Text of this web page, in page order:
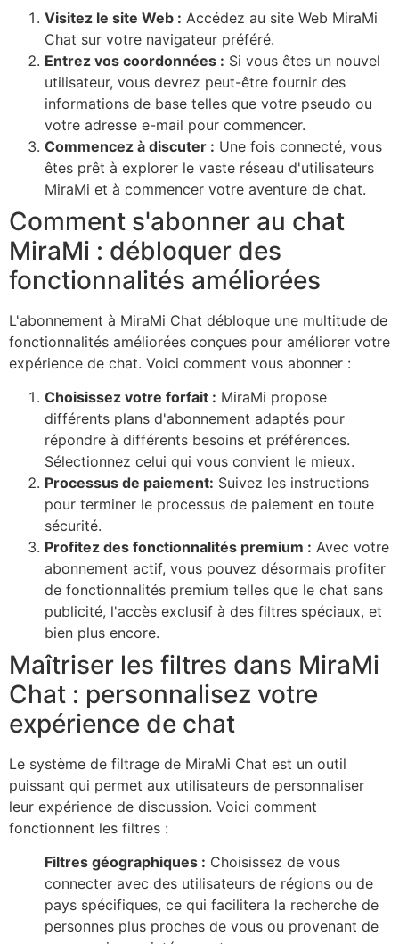
Visitez le site Web : Accédez au site Web MiraMi
Chat sur votre navigateur préféré.
Entrez vos coordonnées : Si vous êtes un nouvel
utilisateur, vous devrez peut-être fournir des
informations de base telles que votre pseudo ou
votre adresse e-mail pour commencer.
Commencez à discuter : Une fois connecté, vous
êtes prêt à explorer le vaste réseau d'utilisateurs
MiraMi et à commencer votre aventure de chat.
Comment s'abonner au chat
MiraMi : débloquer des
fonctionnalités améliorées
L'abonnement à MiraMi Chat débloque une multitude de
fonctionnalités améliorées conçues pour améliorer votre
expérience de chat. Voici comment vous abonner :
Choisissez votre forfait : MiraMi propose
différents plans d'abonnement adaptés pour
répondre à différents besoins et préférences.
Sélectionnez celui qui vous convient le mieux.
Processus de paiement: Suivez les instructions
pour terminer le processus de paiement en toute
sécurité.
Profitez des fonctionnalités premium : Avec votre
abonnement actif, vous pouvez désormais profiter
de fonctionnalités premium telles que le chat sans
publicité, l'accès exclusif à des filtres spéciaux, et
bien plus encore.
Maîtriser les filtres dans MiraMi
Chat : personnalisez votre
expérience de chat
Le système de filtrage de MiraMi Chat est un outil
puissant qui permet aux utilisateurs de personnaliser
leur expérience de discussion. Voici comment
fonctionnent les filtres :
Filtres géographiques : Choisissez de vous
connecter avec des utilisateurs de régions ou de
pays spécifiques, ce qui facilitera la recherche de
personnes plus proches de vous ou provenant de